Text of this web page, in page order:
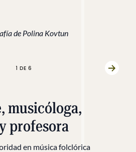
de Polina Kovtun
1 DE 6
musicóloga,
profesora
en música folclórica